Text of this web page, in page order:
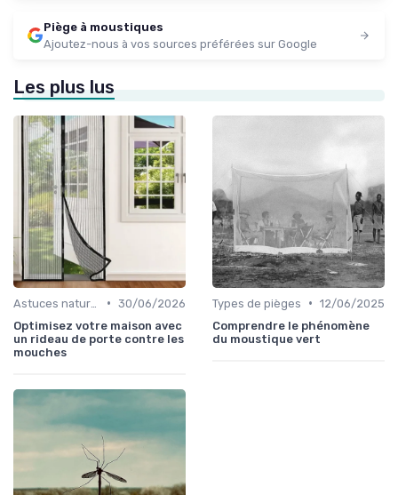
Piège à moustiques
Ajoutez-nous à vos sources préférées sur Google
Les plus lus
• 30/06/2026
Optimisez votre maison avec
un rideau de porte contre les
mouches
Types de pièges • 12/06/2025
Comprendre le phénomène
du moustique vert